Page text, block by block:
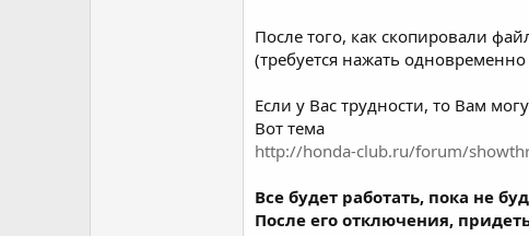
После того, как скопировали
(требуется нажать одновременно
Если у Вас трудности, то Вам
Вот тема
http://honda-club.ru/forum/
Все будет работать, пока не
После его отключения,